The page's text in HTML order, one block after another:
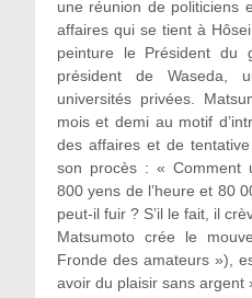
une réunion de politiciens
affaires qui se tient à
peinture le Président du
président de Waseda,
universités privées.
mois et demi au motif
des affaires et de
son procès : « Comment
800 yens de l’heure et 80
peut-il fuir ? S’il le fait, il
Matsumoto crée le
Fronde des amateurs »),
avoir du plaisir sans argent